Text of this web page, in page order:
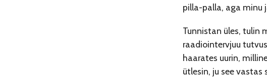
pilla-palla, aga minu
Tunnistan üles, tulin
raadiointervjuu
haarates uurin,
ütlesin, ju see vastas